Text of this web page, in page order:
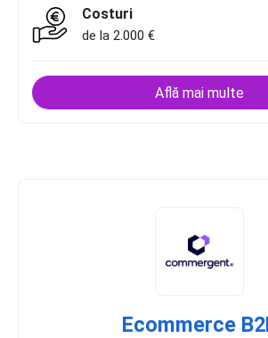
Costuri
de la 2.000 €
Află mai multe
Ecommerce